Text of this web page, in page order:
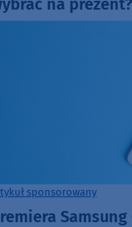
na
sponsorowany